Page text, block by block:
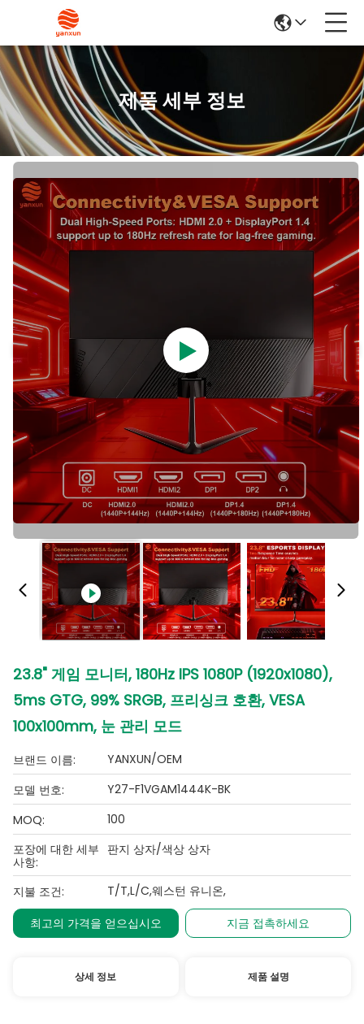
제품 세부 정보
23.8" 게임 모니터, 180Hz IPS 1080P (1920x1080),
5ms GTG, 99% SRGB, 프리싱크 호환, VESA
100x100mm, 눈 관리 모드
브랜드 이름:
YANXUN/OEM
모델 번호:
Y27-F1VGAM1444K-BK
MOQ:
100
포장에 대한 세부
사항:
판지 상자/색상 상자
지불 조건:
T/T,L/C,웨스턴 유니온,
최고의 가격을 얻으십시오
지금 접촉하세요
상세 정보 제품 설명